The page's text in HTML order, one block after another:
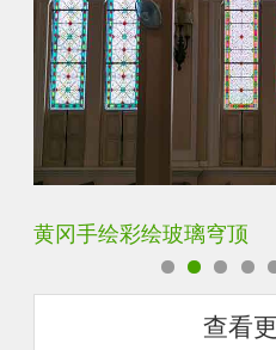
宝鸡代加工蒂凡尼玻璃
查看